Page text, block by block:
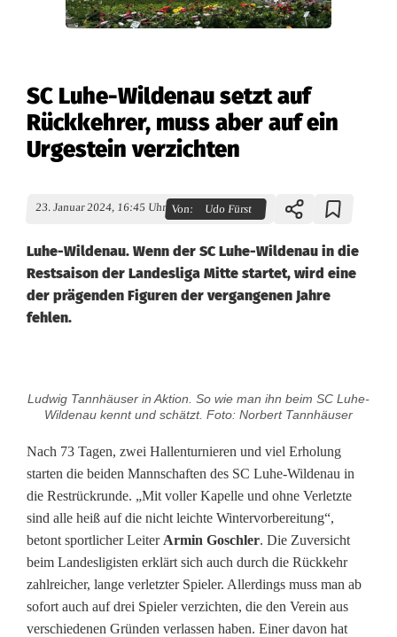
SC Luhe-Wildenau setzt auf
Rückkehrer, muss aber auf ein
Urgestein verzichten
23. Januar 2024, 16:45 Uhr Von: Udo Fürst
Luhe-Wildenau. Wenn der SC Luhe-Wildenau in die
Restsaison der Landesliga Mitte startet, wird eine
der prägenden Figuren der vergangenen Jahre
fehlen.
L
u
h
e
-
Ludwig Tannhäuser in Aktion. So wie man ihn beim SC Luhe-
Wildenau kennt und schätzt. Foto: Norbert Tannhäuser
Nach 73 Tagen, zwei Hallenturnieren und viel Erholung
starten die beiden Mannschaften des SC Luhe-Wildenau in
die Restrückrunde. „Mit voller Kapelle und ohne Verletzte
sind alle heiß auf die nicht leichte Wintervorbereitung“,
betont sportlicher Leiter Armin Goschler. Die Zuversicht
beim Landesligisten erklärt sich auch durch die Rückkehr
zahlreicher, lange verletzter Spieler. Allerdings muss man ab
sofort auch auf drei Spieler verzichten, die den Verein aus
verschiedenen Gründen verlassen haben. Einer davon hat